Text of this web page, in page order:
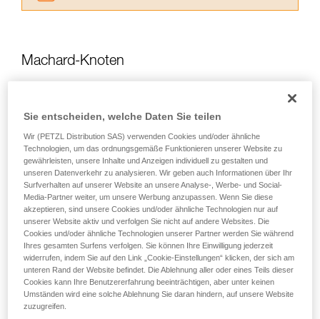
ziehen. Um diese Zusatzinformationen
Die Beherrschung dieser Techniken setzt eine
entsprechende Ausbildung und ein spezielles
Training voraus. Prüfen Sie zusammen mit
einem Profi, ob Sie in der Lage sind, den
Vorgang alleine sicher zu wiederholen, bevor
Sie ihn eigenständig durchführen.
Wir geben Beispiele für die mit Ihrer Aktivität
verbundenen Techniken. Möglicherweise gibt es
noch andere Techniken, die hier nicht
beschrieben werden.
Machard-Knoten
Sie entscheiden, welche Daten Sie teilen
Wir (PETZL Distribution SAS) verwenden Cookies und/oder ähnliche
Technologien, um das ordnungsgemäße Funktionieren unserer Website zu
gewährleisten, unsere Inhalte und Anzeigen individuell zu gestalten und
unseren Datenverkehr zu analysieren. Wir geben auch Informationen über Ihr
Surfverhalten auf unserer Website an unsere Analyse-, Werbe- und Social-
Media-Partner weiter, um unsere Werbung anzupassen. Wenn Sie diese
akzeptieren, sind unsere Cookies und/oder ähnliche Technologien nur auf
unserer Website aktiv und verfolgen Sie nicht auf andere Websites. Die
Cookies und/oder ähnliche Technologien unserer Partner werden Sie während
Ihres gesamten Surfens verfolgen. Sie können Ihre Einwilligung jederzeit
widerrufen, indem Sie auf den Link „Cookie-Einstellungen“ klicken, der sich am
unteren Rand der Website befindet. Die Ablehnung aller oder eines Teils dieser
Cookies kann Ihre Benutzererfahrung beeinträchtigen, aber unter keinen
Umständen wird eine solche Ablehnung Sie daran hindern, auf unsere Website
zuzugreifen.